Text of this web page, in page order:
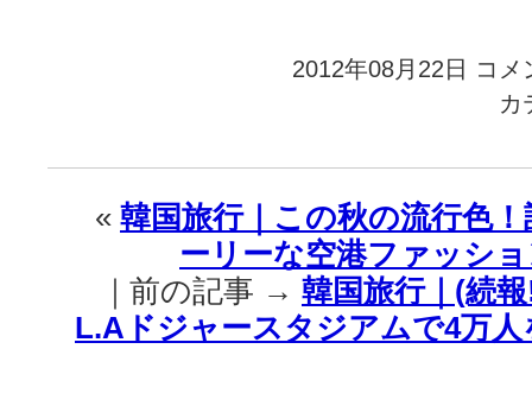
2012年08月22日
韓
｜
真
の
『江
南
フ
コメ
カ
« 韓国旅行｜この秋の流行色
ーリーな空港ファッシ
｜前の記事 → 韓国旅行｜(続
L.Aドジャースタジアムで4万